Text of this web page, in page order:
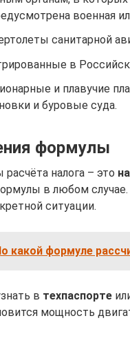
военная
санитарной
в
и плавучие
и буровые суда.
формулы
налога – это
в любом
ситуации.
какой формуле
в техпаспорте
мощность